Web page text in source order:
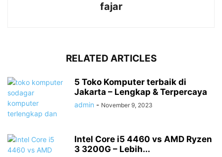
fajar
RELATED ARTICLES
5 Toko Komputer terbaik di
Jakarta – Lengkap & Terpercaya
admin - November 9, 2023
Intel Core i5 4460 vs AMD Ryzen
3 3200G – Lebih...